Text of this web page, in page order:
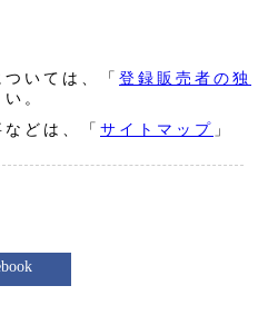
いては、「 登録販売者の独
。
どは、「 サイトマップ 」